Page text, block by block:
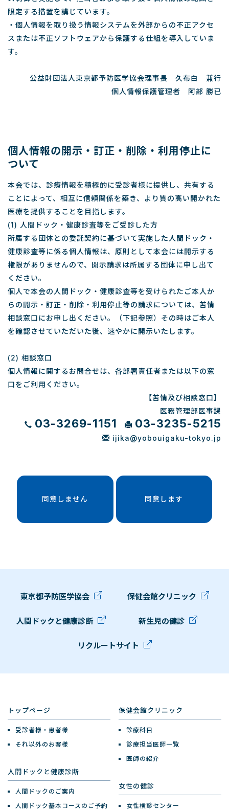
限定する措置を講じています。
・個人情報を取り扱う情報システムを外部からの不正アクセ
スまたは不正ソフトウェアから保護する仕組を導入していま
す。
公益財団法人東京都予防医学協会理事長 久布白 兼行
個人情報保護管理者 阿部 勝已
個人情報の開示・訂正・削除・利用停止に
ついて
本会では、診療情報を積極的に受診者様に提供し、共有する
ことによって、相互に信頼関係を築き、より質の高い開かれた
医療を提供することを目指します。
(1) 人間ドック・健康診査等をご受診した方
所属する団体との委託契約に基づいて実施した人間ドック・
健康診査等に係る個人情報は、原則として本会には開示する
権限がありませんので、開示請求は所属する団体に申し出て
ください。
個人で本会の人間ドック・健康診査等を受けられたご本人か
らの開示・訂正・削除・利用停止等の請求については、苦情
相談窓口にお申し出ください。（下記参照）その時はご本人
を確認させていただいた後、速やかに開示いたします。
(2) 相談窓口
個人情報に関するお問合せは、各部署責任者または以下の窓
口をご利用ください。
【苦情及び相談窓口】
医務管理部医事課
03-3269-1151 03-3235-5215
ijika@yobouigaku-tokyo.jp
同意しません 同意します
東京都予防医学協会 保健会館クリニック
人間ドックと健康診断 新生児の健診
リクルートサイト
トップページ
受診者様・患者様
それ以外のお客様
人間ドックと健康診断
人間ドックのご案内
人間ドック基本コースのご予約
保健会館クリニック
診療科目
診療担当医師一覧
医師の紹介
女性の健診
女性検診センター